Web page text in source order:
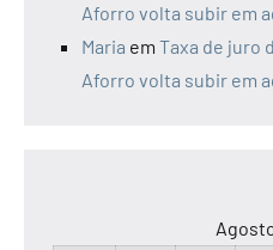
Aforro volta subir em
Maria em Taxa de juro
Aforro volta subir em